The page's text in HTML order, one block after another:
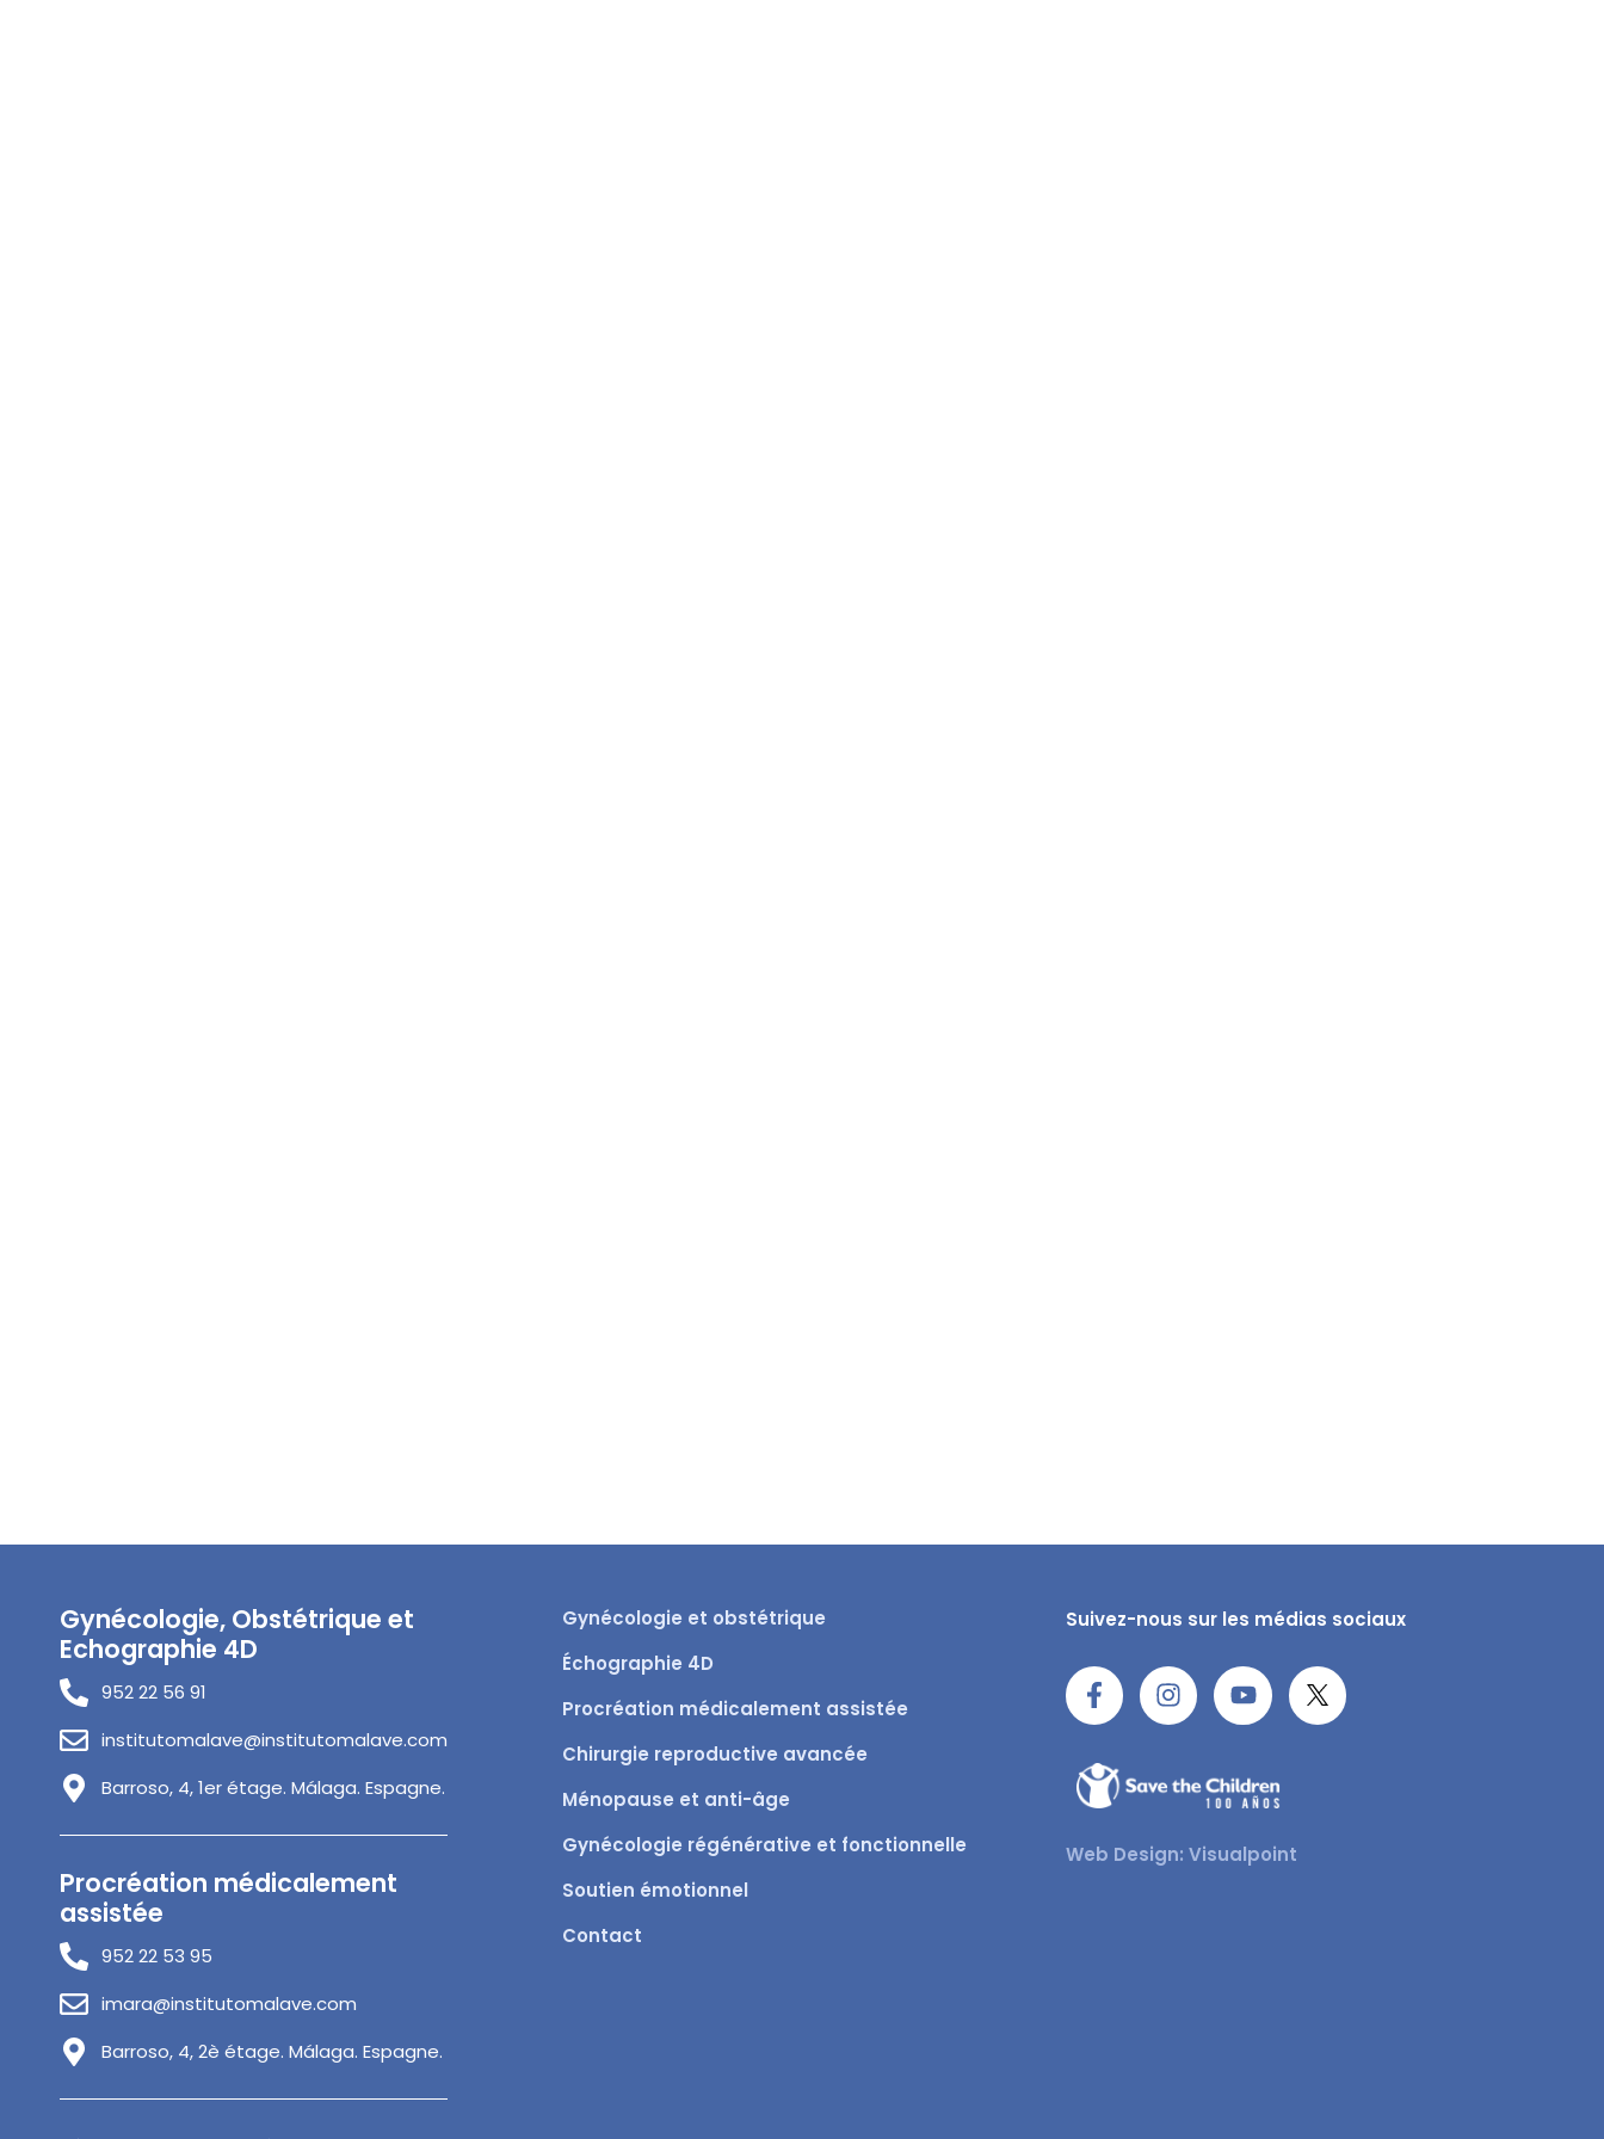
Gynécologie, Obstétrique et
Echographie 4D
952 22 56 91
institutomalave@institutomalave.com
Barroso, 4, 1er étage. Málaga. Espagne.
Procréation médicalement
assistée
952 22 53 95
imara@institutomalave.com
Barroso, 4, 2è étage. Málaga. Espagne.
Gynécologie et obstétrique
Échographie 4D
Procréation médicalement assistée
Chirurgie reproductive avancée
Ménopause et anti-âge
Gynécologie régénérative et fonctionnelle
Soutien émotionnel
Contact
Suivez-nous sur les médias sociaux
Web Design: Visualpoint